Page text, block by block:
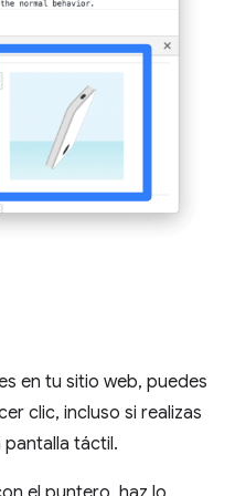
en tu sitio web, puedes
clic, incluso si realizas
pantalla táctil.